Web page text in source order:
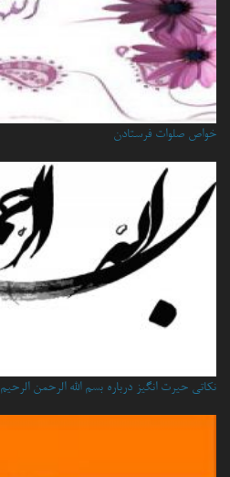
خواص صلوات فرستادن
نكاتي حيرت انگيز درباره بسم الله الرحمن الرحيم